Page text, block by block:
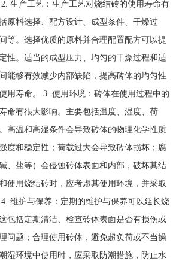
生产工艺：生产工艺对烧结砖的使用寿命有
原料选择、配方设计、成型条件、干燥过
等。选择优质的原料并合理配置配方可以提
性。适当的成型压力、均匀的干燥过程和适
能够有效减少内部缺陷，提高砖体的均匀性
用寿命。 3. 使用环境：砖体在使用过程中的
命有很大影响。主要包括温度、湿度、荷
高温和高湿条件会导致砖体的物理化学性质
度和稳定性；荷载过大会导致砖体损坏；腐
、盐等）会侵蚀砖体表面和内部，破坏其结
使用烧结砖时，应考虑其使用环境，并采取
维护与保养：定期的维护与保养可以延长烧
包括定期清洁、检查砖体表面是否有损伤或
问题；合理使用砖体，避免超负荷或不当操
湿环境中使用时，应采取防潮措施，防止水